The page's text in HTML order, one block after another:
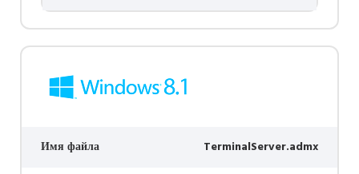
Имя файла TerminalServer.admx